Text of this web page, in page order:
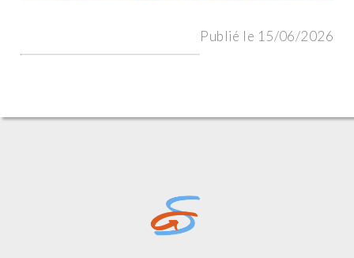
Publié le 15/06/2026